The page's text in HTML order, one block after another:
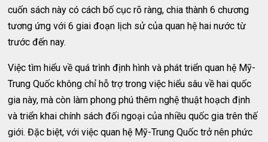
cuốn sách này có cách bố cục rõ ràng, chia thành 6 chương
tương ứng với 6 giai đoạn lịch sử của quan hệ hai nước từ
trước đến nay.
Việc tìm hiểu về quá trình định hình và phát triển quan hệ Mỹ-
Trung Quốc không chỉ hỗ trợ trong việc hiểu sâu về hai quốc
gia này, mà còn làm phong phú thêm nghệ thuật hoạch định
và triển khai chính sách đối ngoại của nhiều quốc gia trên thế
giới. Đặc biệt, với việc quan hệ Mỹ-Trung Quốc trở nên phức